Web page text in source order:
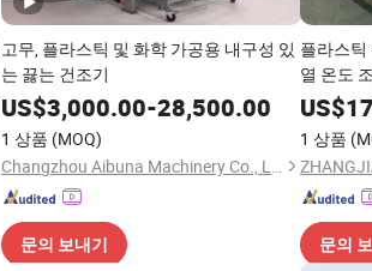
고무, 플라스틱 및 화학 가공용 내구성 있
는 끓는 건조기
US$3,000.00-28,500.00
1 상품 (MOQ)
Changzhou Aibuna Machinery Co., Ltd.
문의 보내기
플라스틱
열 온도
US$
1 상품
문의